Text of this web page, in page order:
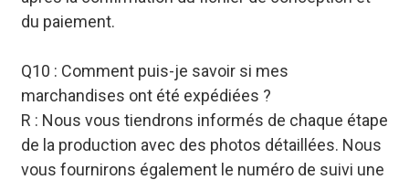
du paiement.
Q10 : Comment puis-je savoir si mes
marchandises ont été expédiées ?
R : Nous vous tiendrons informés de chaque étape
de la production avec des photos détaillées. Nous
vous fournirons également le numéro de suivi une